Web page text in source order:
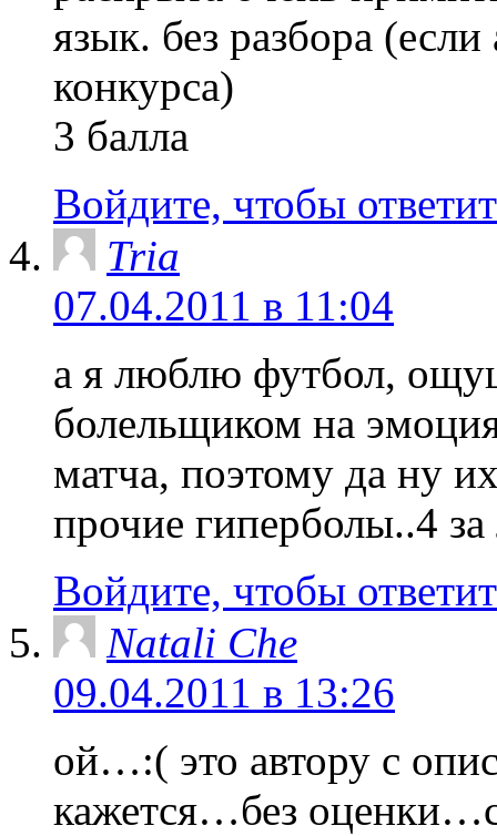
язык. без разбора
конкурса)
3 балла
Войдите, чтобы
Tria
07.04.2011 в 11:04
а я люблю футбол,
болельщиком на
матча, поэтому да ну
прочие гиперболы..4
Войдите, чтобы
Natali Che
09.04.2011 в 13:26
ой…:( это автору с
кажется…без